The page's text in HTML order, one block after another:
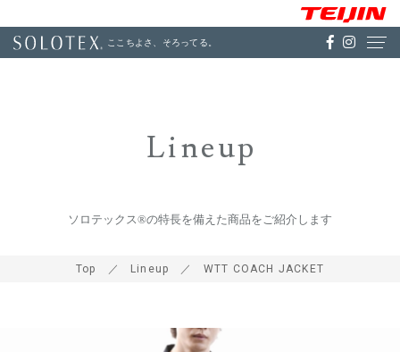
ここちよさ、そろってる。
Lineup
ソロテックス®の特長を備えた商品をご紹介します
Top Lineup WTT COACH JACKET